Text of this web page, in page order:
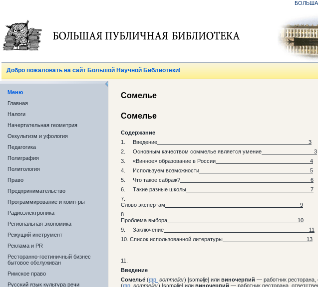
Добро пожаловать на сайт Большой Научной Библиотеки!
Меню
Главная
Налоги
Начертательная геометрия
Оккультизм и уфология
Педагогика
Полиграфия
Политология
Право
Предпринимательство
Программирование и комп-ры
Радиоэлектроника
Региональная экономика
Режущий инструмент
Реклама и PR
Ресторанно-гостиничный бизнес
бытовое обслуживан
Римское право
Русский язык культура речи
Сомелье
Сомелье
Содержание
1. Введение 3
2. Основным качеством соммелье является умение 3
3. «Винное» образование в России 4
4. Используем возможности 5
5. Что такое сабраж? 6
6. Такие разные школы 7
Слово экспертам 9
Проблема выбора 10
9. Заключение 11
10. Список использованной литературы 13
11.
Введение
Сомелье́ (фр. sommelier) [sɔməlje] или виночерпий — работник ресторана,
(фр. sommelier) [sɔməlje] или виночерпий — работник ресторана,